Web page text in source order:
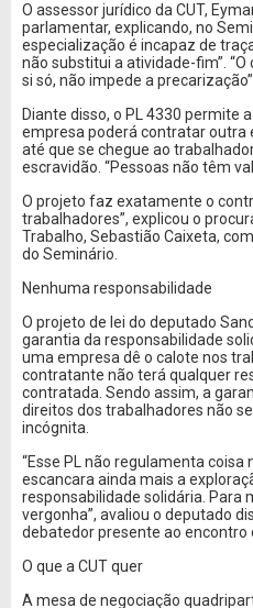
O assessor jurídico da CUT,
parlamentar, explicando, no
especialização é incapaz de
não substitui a atividade-fim”.
si só, não impede a
Diante disso, o PL 4330 permite
empresa poderá contratar outra
até que se chegue ao
escravidão. “Pessoas não têm
O projeto faz exatamente o
trabalhadores”, explicou o
Trabalho, Sebastião Caixeta,
do Seminário.
Nenhuma responsabilidade
O projeto de lei do deputado
garantia da responsabilidade
uma empresa dê o calote nos
contratante não terá qualquer
contratada. Sendo assim, a
direitos dos trabalhadores não
incógnita.
“Esse PL não regulamenta coisa
escancara ainda mais a
responsabilidade solidária. Para
vergonha”, avaliou o deputado
debatedor presente ao encontro
O que a CUT quer
A mesa de negociação